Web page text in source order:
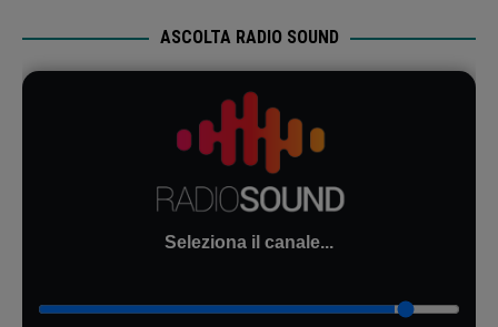
ASCOLTA RADIO SOUND
Seleziona il canale...